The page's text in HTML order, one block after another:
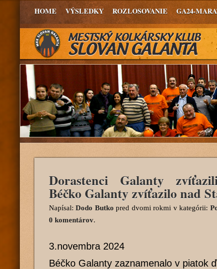
HOME VÝSLEDKY ROZLOSOVANIE GA24-
Dorastenci Galanty
Béčko Galanty zvíťazilo nad
Napísal:Dodo Butko pred dvomi rokmi v kategórii:
0 komentárov.
3.novembra 2024
Béčko Galanty zaznamenalo v piatok